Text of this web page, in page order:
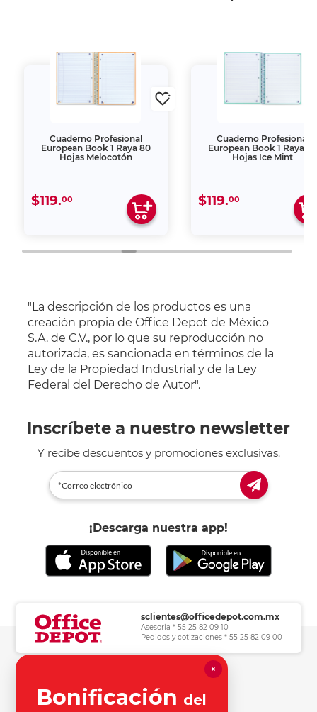
Cuaderno Profesional
European Book 1 Raya 80
Hojas Melocotón
$119.00
Cuaderno Profesional
European Book 1 Raya 80
Hojas Ice Mint
$119.00
"La descripción de los productos es una
creación propia de Office Depot de México
S.A. de C.V., por lo que su reproducción no
autorizada, es sancionada en términos de la
Ley de la Propiedad Industrial y de la Ley
Federal del Derecho de Autor".
Inscríbete a nuestro newsletter
Y recibe descuentos y promociones exclusivas.
¡Descarga nuestra app!
sclientes@officedepot.com.mx
Asesoría * 55 25 82 09 10
Pedidos y cotizaciones * 55 25 82 09 00
Herramientas de consulta
×
Bonificación del